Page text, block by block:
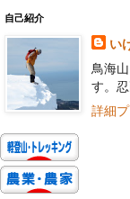
自己紹介
い
鳥海
す。
詳細